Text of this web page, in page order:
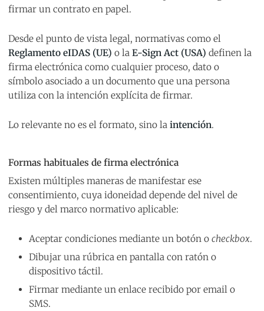
firmar un contrato en papel.
Desde el punto de vista legal, normativas como el
Reglamento eIDAS (UE) o la E-Sign Act (USA) definen la
firma electrónica como cualquier proceso, dato o
símbolo asociado a un documento que una persona
utiliza con la intención explícita de firmar.
Lo relevante no es el formato, sino la intención.
Formas habituales de firma electrónica
Existen múltiples maneras de manifestar ese
consentimiento, cuya idoneidad depende del nivel de
riesgo y del marco normativo aplicable:
Aceptar condiciones mediante un botón o checkbox.
Dibujar una rúbrica en pantalla con ratón o
dispositivo táctil.
Firmar mediante un enlace recibido por email o
SMS.